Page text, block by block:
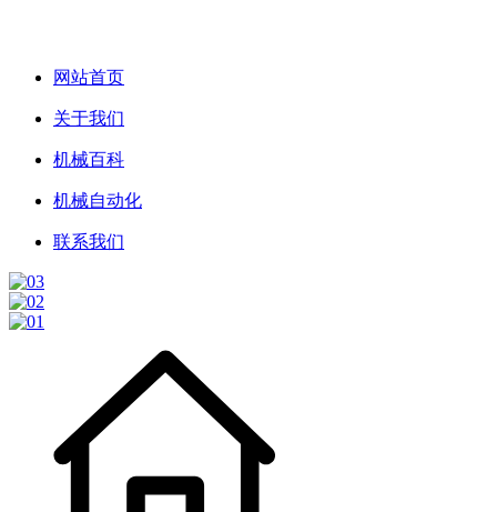
网站首页
关于我们
机械百科
机械自动化
联系我们